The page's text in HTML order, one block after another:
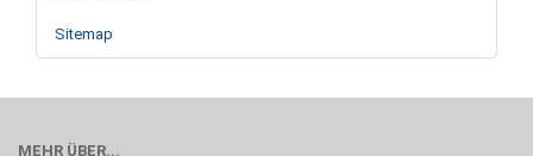
Sitemap
MEHR ÜBER...